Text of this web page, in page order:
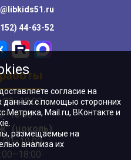
44-63-52
(цоколь):
согласие на
данных с помощью сторонних
Mail.ru, ВКонтакте и
размещаемые на
анализа их